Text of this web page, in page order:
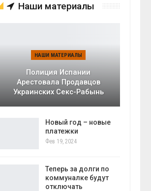
Наши материалы
НАШИ МАТЕРИАЛЫ
Полиция Испании
Арестовала Продавцов
Украинских Секс-Рабынь
Новый год – новые
платежки
Фев 19, 2024
Теперь за долги по
коммуналке будут
отключать